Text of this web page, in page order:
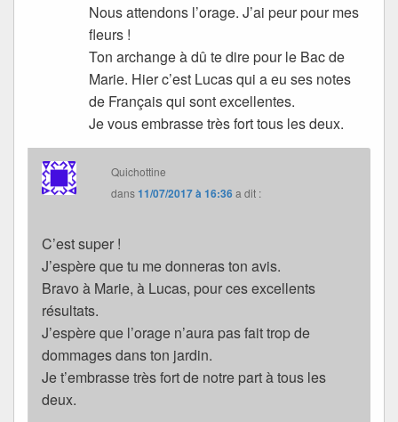
Nous attendons l’orage. J’ai peur pour mes
fleurs !
Ton archange à dû te dire pour le Bac de
Marie. Hier c’est Lucas qui a eu ses notes
de Français qui sont excellentes.
Je vous embrasse très fort tous les deux.
Quichottine
dans11/07/2017 à 16:36a dit :
C’est super !
J’espère que tu me donneras ton avis.
Bravo à Marie, à Lucas, pour ces excellents
résultats.
J’espère que l’orage n’aura pas fait trop de
dommages dans ton jardin.
Je t’embrasse très fort de notre part à tous les
deux.